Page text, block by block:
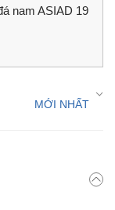
nam ASIAD 19